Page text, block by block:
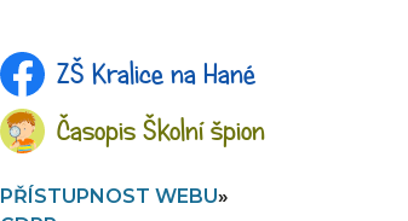
ZŠ Kralice na Hané
Časopis Školní špion
PŘÍSTUPNOST WEBU